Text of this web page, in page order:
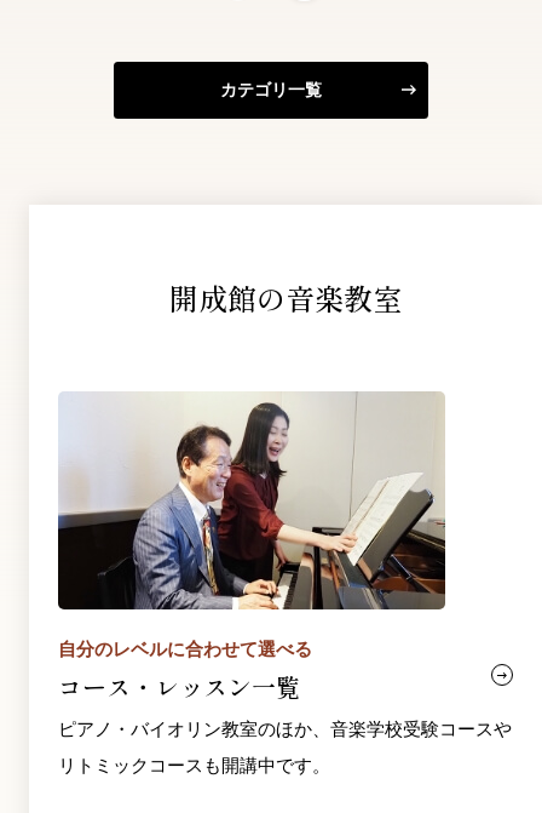
カテゴリ一覧
開成館の音楽教室
自分のレベルに合わせて選べる
コース・レッスン一覧
ピアノ・バイオリン教室のほか、音楽学校受験コースや
リトミックコースも開講中です。